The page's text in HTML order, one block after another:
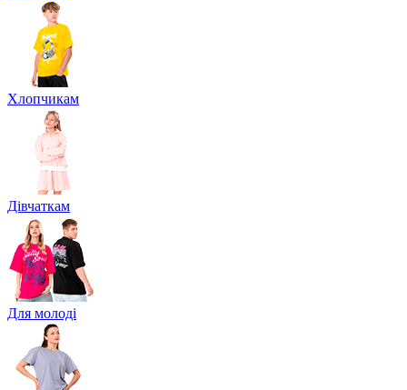
Хлопчикам
Дівчаткам
Для молоді